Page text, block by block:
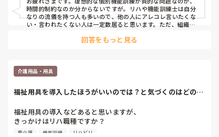
か？時間的制約なのか分からないですが。リハや機能訓練士は自分
なりの流儀を持つ人も多いので、他の人にアレコレ言いたくな
い・言われたくない人は一定数居ると思います。ただ、組織の
チが出来ていないような気がします。私達の職場は介護、看
回答をもっと見る
介護用品・用具
福祉用具を導入したほうがいいのでは？と気づくのはどの職
福祉用具の導入などあると思いますが、
きっかけはリハ職種ですか？
介護スタッフ？
要介護 機能訓練 リハビリ